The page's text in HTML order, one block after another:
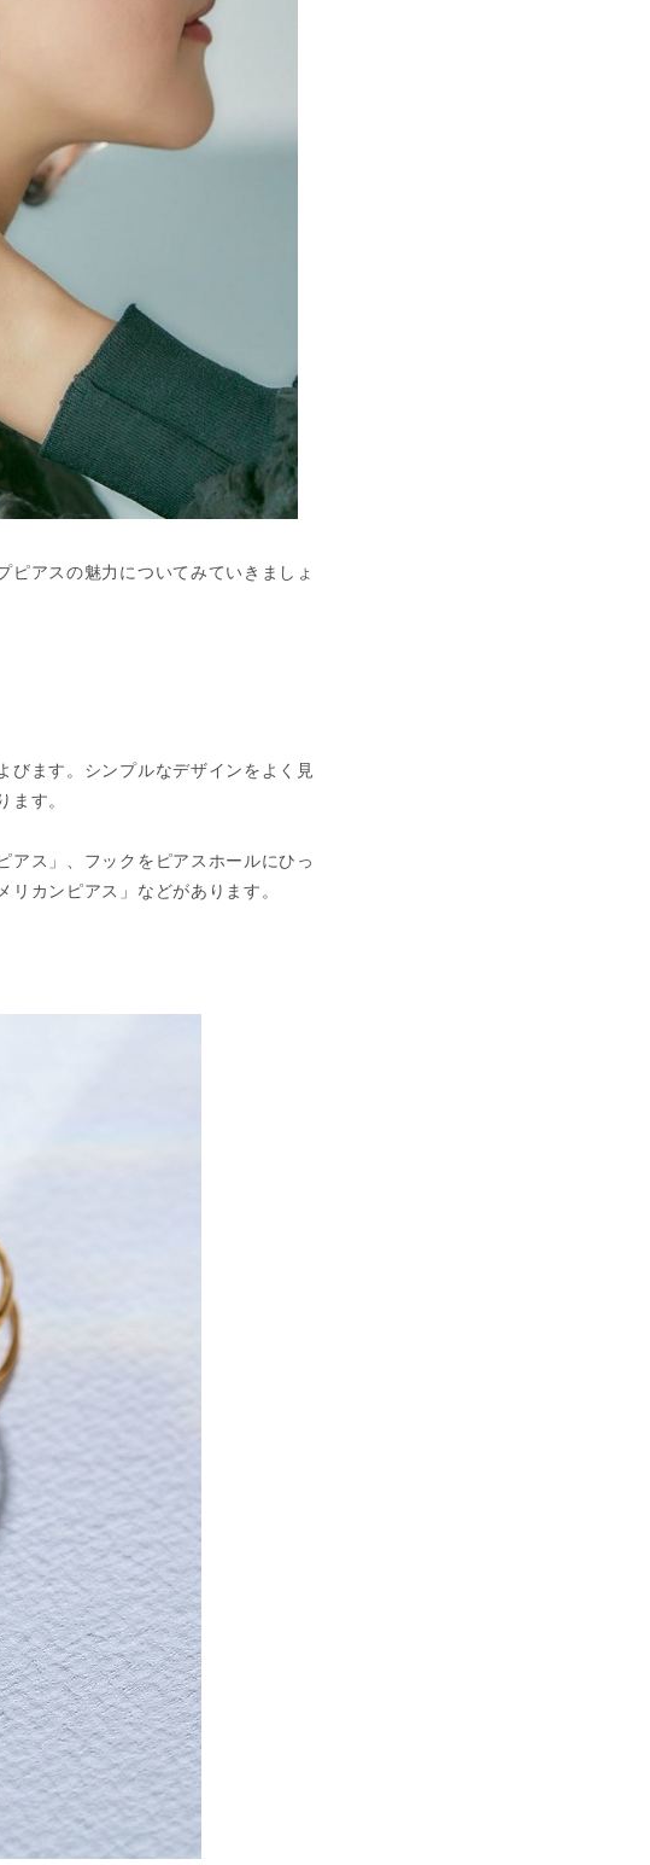
アスの魅力についてみていきましょ
びます。シンプルなデザインをよく見
ます。
アス」、フックをピアスホールにひっ
カンピアス」などがあります。